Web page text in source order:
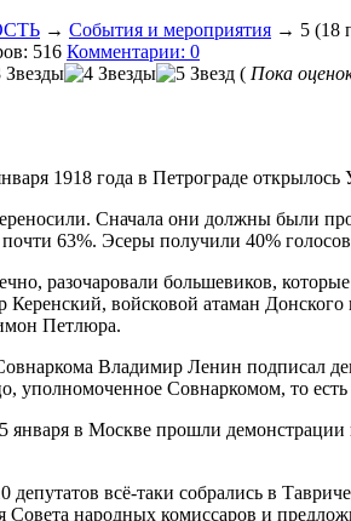
→ События и мероприятия → 5 (18
516 Комментарии: 0
( Пока
1918 года в Петрограде
Сначала они должны были
63%. Эсеры получили 40%
разочаровали большевиков,
Керенский, войсковой атаман
Петлюра.
Владимир Ленин подписал
уполномоченное Совнаркомом, то
января в Москве прошли
депутатов всё-таки собрались в
Совета народных комиссаров и